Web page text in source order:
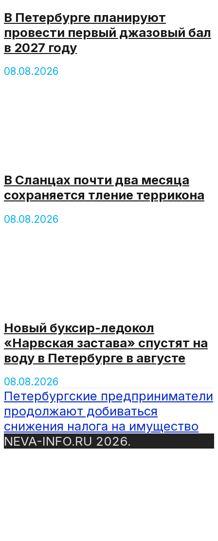
В Петербурге планируют
провести первый джазовый бал
в 2027 году
08.08.2026
В Сланцах почти два месяца
сохраняется тление террикона
08.08.2026
Новый буксир-ледокол
«Нарвская застава» спустят на
воду в Петербурге в августе
08.08.2026
Петербургские предприниматели
продолжают добиваться
снижения налога на имущество
NEVA-INFO.RU 2026.